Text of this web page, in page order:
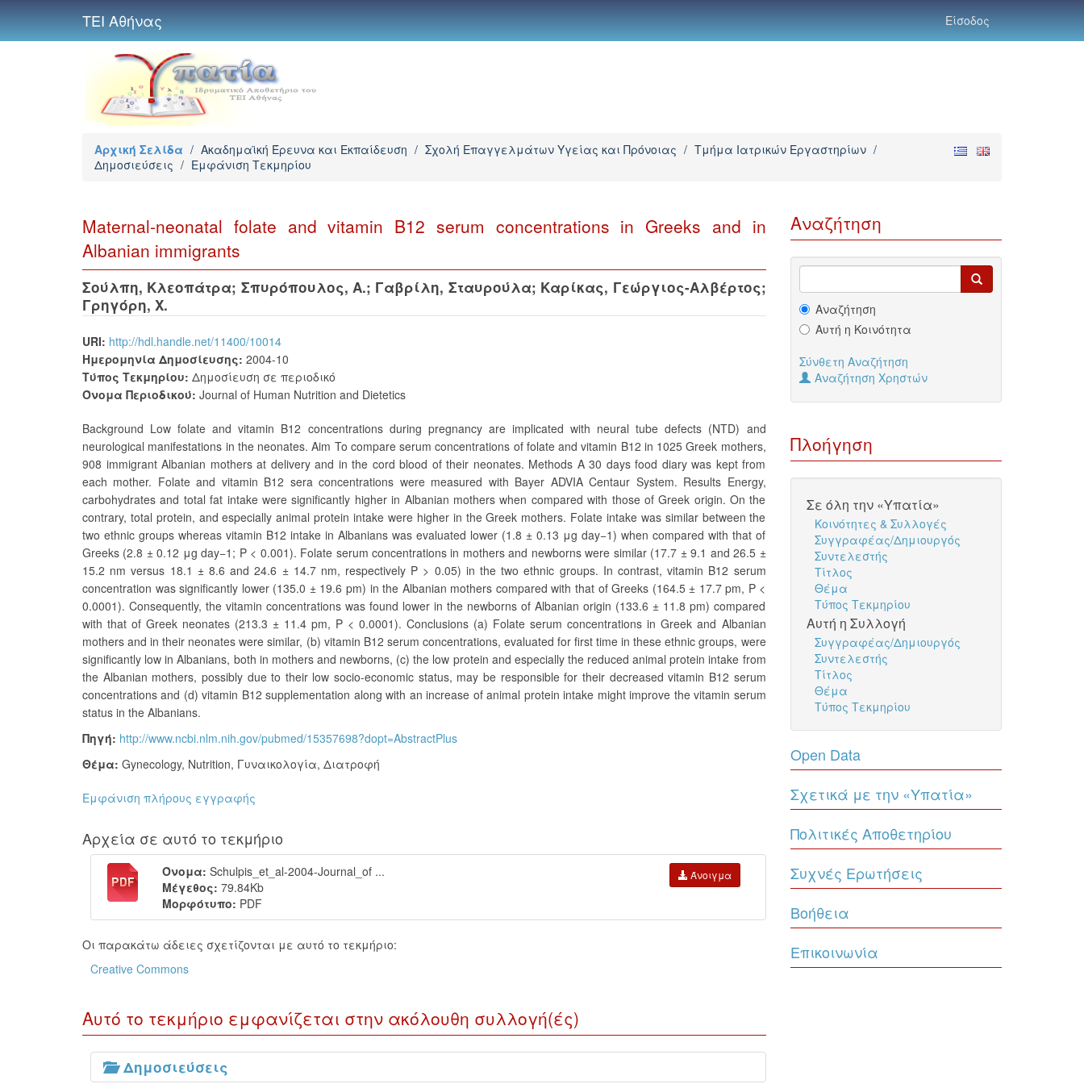
ΤΕΙ Αθήνας Είσοδος
Αρχική Σελίδα / Ακαδημαϊκή Έρευνα και Εκπαίδευση / Σχολή Επαγγελμάτων Υγείας και Πρόνοιας / Τμήμα Ιατρικών Εργαστηρίων /
Δημοσιεύσεις / Εμφάνιση Τεκμηρίου
Maternal-neonatal folate and vitamin B12 serum concentrations in Greeks and in
Albanian immigrants
Σούλπη, Κλεοπάτρα; Σπυρόπουλος, Α.; Γαβρίλη, Σταυρούλα; Καρίκας, Γεώργιος-Αλβέρτος;
Γρηγόρη, Χ.
URI: http://hdl.handle.net/11400/10014
Ημερομηνία Δημοσίευσης: 2004-10
Τύπος Τεκμηρίου: Δημοσίευση σε περιοδικό
Όνομα Περιοδικού: Journal of Human Nutrition and Dietetics
Background Low folate and vitamin B12 concentrations during pregnancy are implicated with neural tube defects (NTD) and
neurological manifestations in the neonates. Aim To compare serum concentrations of folate and vitamin B12 in 1025 Greek mothers,
908 immigrant Albanian mothers at delivery and in the cord blood of their neonates. Methods A 30 days food diary was kept from
each mother. Folate and vitamin B12 sera concentrations were measured with Bayer ADVIA Centaur System. Results Energy,
carbohydrates and total fat intake were significantly higher in Albanian mothers when compared with those of Greek origin. On the
contrary, total protein, and especially animal protein intake were higher in the Greek mothers. Folate intake was similar between the
two ethnic groups whereas vitamin B12 intake in Albanians was evaluated lower (1.8 ± 0.13 μg day−1) when compared with that of
Greeks (2.8 ± 0.12 μg day−1; P < 0.001). Folate serum concentrations in mothers and newborns were similar (17.7 ± 9.1 and 26.5 ±
15.2 nm versus 18.1 ± 8.6 and 24.6 ± 14.7 nm, respectively P > 0.05) in the two ethnic groups. In contrast, vitamin B12 serum
concentration was significantly lower (135.0 ± 19.6 pm) in the Albanian mothers compared with that of Greeks (164.5 ± 17.7 pm, P <
0.0001). Consequently, the vitamin concentrations was found lower in the newborns of Albanian origin (133.6 ± 11.8 pm) compared
with that of Greek neonates (213.3 ± 11.4 pm, P < 0.0001). Conclusions (a) Folate serum concentrations in Greek and Albanian
mothers and in their neonates were similar, (b) vitamin B12 serum concentrations, evaluated for first time in these ethnic groups, were
significantly low in Albanians, both in mothers and newborns, (c) the low protein and especially the reduced animal protein intake from
the Albanian mothers, possibly due to their low socio-economic status, may be responsible for their decreased vitamin B12 serum
concentrations and (d) vitamin B12 supplementation along with an increase of animal protein intake might improve the vitamin serum
status in the Albanians.
Πηγή: http://www.ncbi.nlm.nih.gov/pubmed/15357698?dopt=AbstractPlus
Θέμα: Gynecology, Nutrition, Γυναικολογία, Διατροφή
Εμφάνιση πλήρους εγγραφής
Αρχεία σε αυτό το τεκμήριο
Όνομα: Schulpis_et_al-2004-Journal_of ...
Μέγεθος: 79.84Kb
Μορφότυπο: PDF
Άνοιγμα
Οι παρακάτω άδειες σχετίζονται με αυτό το τεκμήριο:
Creative Commons
Αυτό το τεκμήριο εμφανίζεται στην ακόλουθη συλλογή(ές)
Δημοσιεύσεις
Αναζήτηση
Αναζήτηση
Αυτή η Κοινότητα
Σύνθετη Αναζήτηση
Αναζήτηση Χρηστών
Πλοήγηση
Σε όλη την «Υπατία»
Κοινότητες & Συλλογές
Συγγραφέας/Δημιουργός
Συντελεστής
Τίτλος
Θέμα
Τύπος Τεκμηρίου
Αυτή η Συλλογή
Συγγραφέας/Δημιουργός
Συντελεστής
Τίτλος
Θέμα
Τύπος Τεκμηρίου
Open Data
Σχετικά με την «Υπατία»
Πολιτικές Αποθετηρίου
Συχνές Ερωτήσεις
Βοήθεια
Επικοινωνία